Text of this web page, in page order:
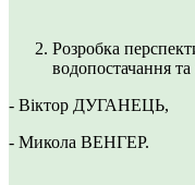
Розробка
водопостачання
- Віктор ДУГАНЕЦЬ,
- Микола ВЕНГЕР.